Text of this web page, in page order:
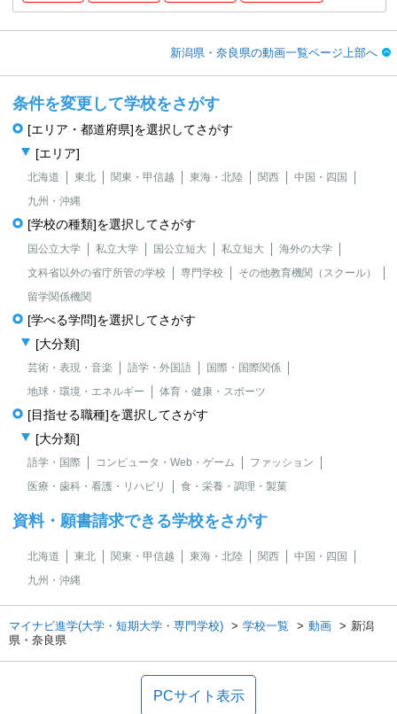
新潟県・奈良県の動画一覧ページ上部へ
条件を変更して学校をさがす
[エリア・都道府県]を選択してさがす
[エリア]
北海道 東北 関東・甲信越 東海・北陸 関西
中国・四国
九州・沖縄
[学校の種類]を選択してさがす
国公立大学 私立大学 国公立短大 私立短大
海外の大学
文科省以外の省庁所管の学校
専門学校
その他教育機関（スクール）
留学関係機関
[学べる学問]を選択してさがす
[大分類]
芸術・表現・音楽 語学・外国語
国際・国際関係
地球・環境・エネルギー
体育・健康・スポーツ
[目指せる職種]を選択してさがす
[大分類]
語学・国際 コンピュータ・Web・ゲーム
ファッション
医療・歯科・看護・リハビリ
食・栄養・調理・製菓
資料・願書請求できる学校をさがす
北海道 東北 関東・甲信越 東海・北陸 関西
中国・四国
九州・沖縄
マイナビ進学(大学・短期大学・専門学校) 学校一覧 動画
新潟
県・奈良県
PCサイト表示